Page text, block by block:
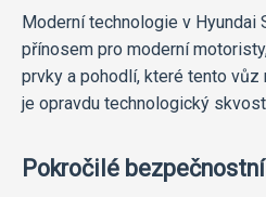
Moderní technologie v Hyundai
přínosem pro moderní
prvky a pohodlí, které tento vůz
je opravdu technologický
Pokročilé